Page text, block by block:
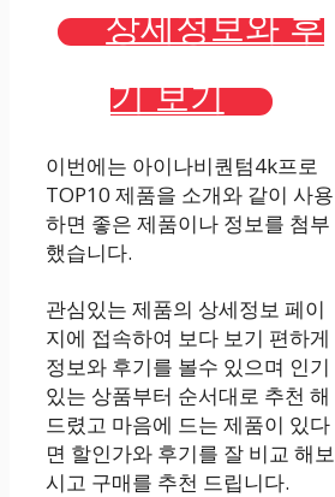
상세정보와 후
기 보기
이번에는 아이나비퀀텀4k프로
TOP10 제품을 소개와 같이 사용
하면 좋은 제품이나 정보를 첨부
했습니다.
관심있는 제품의 상세정보 페이
지에 접속하여 보다 보기 편하게
정보와 후기를 볼수 있으며 인기
있는 상품부터 순서대로 추천 해
드렸고 마음에 드는 제품이 있다
면 할인가와 후기를 잘 비교 해보
시고 구매를 추천 드립니다.